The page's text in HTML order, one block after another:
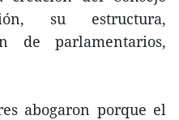
su estructura,
de parlamentarios,
abogaron porque el